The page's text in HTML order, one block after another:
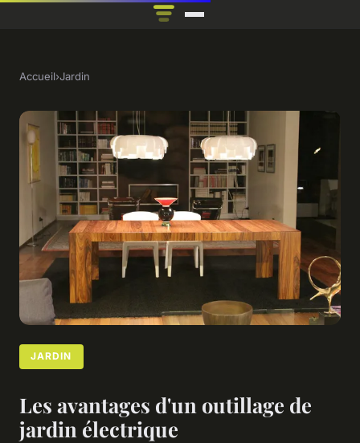
Accueil›Jardin
JARDIN
Les avantages d'un outillage de
jardin électrique